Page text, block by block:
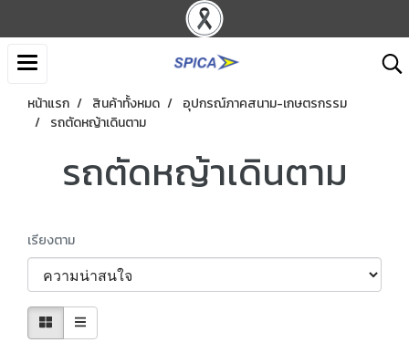
หน้าแรก สินค้าทั้งหมด
อุปกรณ์ภาคสนาม-เกษตรกรรม
รถตัดหญ้าเดินตาม
รถตัดหญ้าเดินตาม
เรียงตาม